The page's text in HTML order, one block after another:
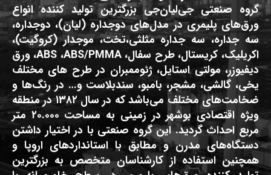
گروه صنعتی جی‌لیان‌جی بزرگترین تولید کننده انواع
ورق‌های پلیمری در مدل‌های دوجداره (لیان)، دوجداره،
سه جداره، سه جداره مثلثی،تخت، موجدار (کروگیت)،
اکریلیک، کریستال، طرح سفال، ABS ،ABS/PMMA، ورق
دیفیوزر، مولتی استایل، ژئوممبران در طرح های مختلف
یخی، گالشی، مشجر، بامبو، سندبلاست و… در رنگ‌ها و
ضخامت‌های مختلف می‌باشد که در سال ۱۳۸۲ در منطقه
ویژه اقتصادی بوشهر در زمینی به مساحت ۲۰.۰۰۰ متر
مربع احداث گردید. این گروه صنعتی با در اختیار داشتن
دستگاه‌های مدرن و مطابق با استانداردهای اروپا و
همچنین استفاده از کارشناسان متخصص به بزرگترین